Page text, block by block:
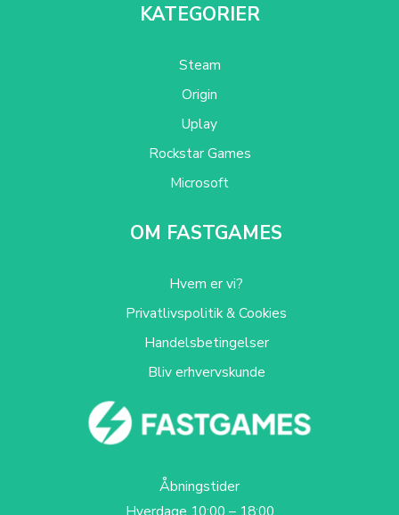
KATEGORIER
Steam
Origin
Uplay
Rockstar Games
Microsoft
OM FASTGAMES
Hvem er vi?
Privatlivspolitik & Cookies
Handelsbetingelser
Bliv erhvervskunde
Åbningstider
Hverdage 10:00 – 18:00